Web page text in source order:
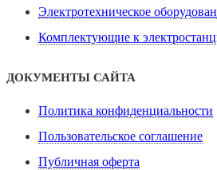
Электротехническое
Комплектующие к
ДОКУМЕНТЫ САЙТА
Политика конфиденциальности
Пользовательское соглашение
Публичная оферта